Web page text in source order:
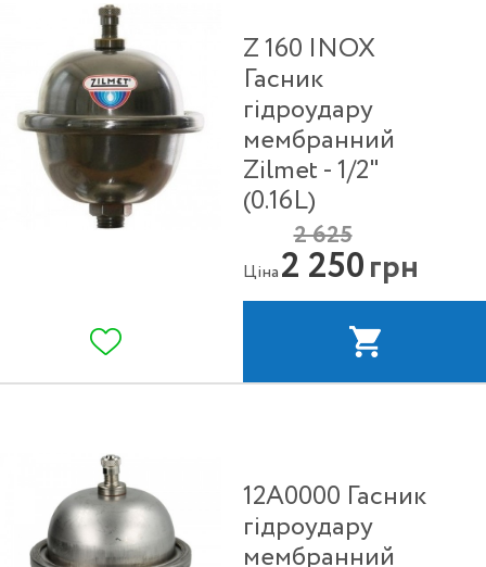
Z 160 INOX
Гасник
гідроудару
мембранний
Zilmet - 1/2"
(0.16L)
Ціна
2 625
2 250грн
12A0000 Гасник
гідроудару
мембранний